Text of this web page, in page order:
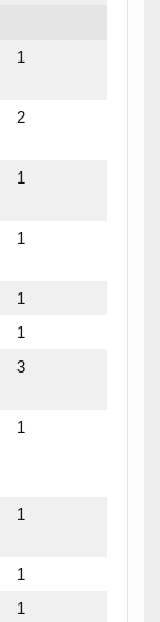
1
2
1
1
1
1
3
1
1
1
1